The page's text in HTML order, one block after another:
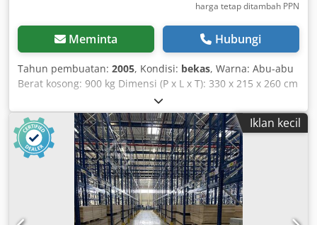
harga tetap ditambah PPN
Meminta Hubungi
Tahun pembuatan: 2005, Kondisi: bekas, Warna: Abu-abu
Berat kosong: 900 kg Dimensi (P x L x T): 330 x 215 x 260 cm
- Tahun pembuatan: 2005 - Dokumentasi tersedia: Tidak -
Sertifikat CE tersedia: Tidak - Sistem pengeluaran otomatis
tersedia: Ya - Kecepatan pengangkutan: Dapat diatur -
Meja angkat tersedia: Ya - Panjang pengeluaran maks.
[mm]: 3100 - Lebar pengeluaran maks. [mm]: 220 - Sistem
pengumpanan otomatis tersedia: Ya - Panjang
pengumpanan maks. [mm]: 3100 - Lebar pengumpanan
maks. [mm]: 220 - Tegangan [V]: 400 - Dimensi
pengangkutan: 3300mm x 2150mm x 2600mm (p x l x t)
Iklan kecil